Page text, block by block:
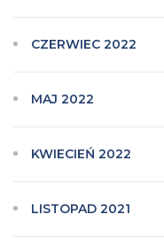
CZERWIEC 2022
MAJ 2022
KWIECIEŃ 2022
LISTOPAD 2021